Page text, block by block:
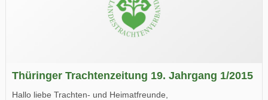
Thüringer Trachtenzeitung 19. Jahrgang 1/2015
Hallo liebe Trachten- und Heimatfreunde,